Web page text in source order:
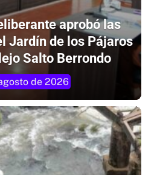
aprobó las
Jardín de los Pájaros
Salto Berrondo
de 2026